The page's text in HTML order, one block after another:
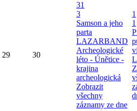
29 30
31
3
Samson a jeho
parta
LAZARBAND
Archeologické
léto - Únětice -
krajina
archeologická
Zobrazit
všechny
záznamy ze dne
1
1